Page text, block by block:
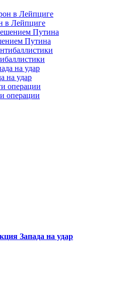
в Лейпциге
Путина
на удар
операции
Запада на удар